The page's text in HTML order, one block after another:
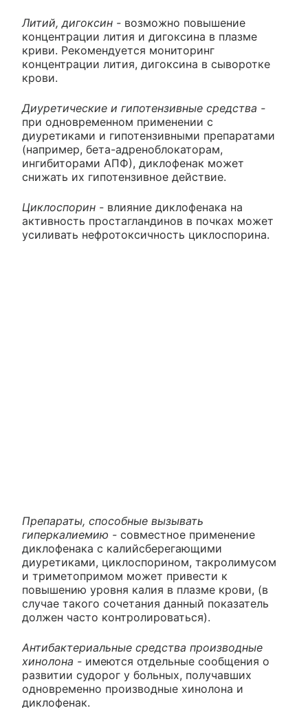
Литий, дигоксин - возможно повышение
концентрации лития и дигоксина в плазме
криви. Рекомендуется мониторинг
концентрации лития, дигоксина в сыворотке
крови.
Диуретические и гипотензивные средства -
при одновременном применении с
диуретиками и гипотензивными препаратами
(например, бета-адреноблокаторам,
ингибиторами АПФ), диклофенак может
снижать их гипотензивное действие.
Циклоспорин - влияние диклофенака на
активность простагландинов в почках может
усиливать нефротоксичность циклоспорина.
Препараты, способные вызывать
гиперкалиемию - совместное применение
диклофенака с калийсберегающими
диуретиками, циклоспорином, такролимусом
и триметопримом может привести к
повышению уровня калия в плазме крови, (в
случае такого сочетания данный показатель
должен часто контролироваться).
Антибактериальные средства производные
хинолона - имеются отдельные сообщения о
развитии судорог у больных, получавших
одновременно производные хинолона и
диклофенак.